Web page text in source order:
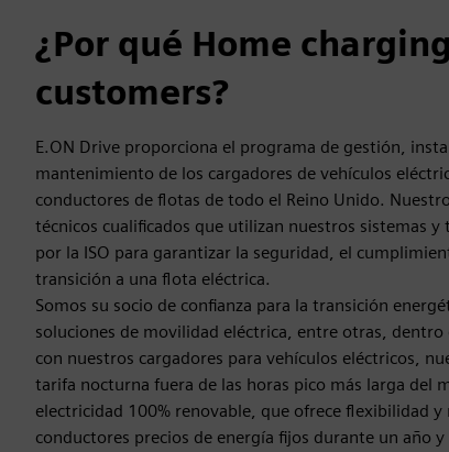
¿Por qué Home
customers?
E.ON Drive proporciona el programa de gestión,
mantenimiento de los cargadores de vehículos
conductores de flotas de todo el Reino Unido.
técnicos cualificados que utilizan nuestros sistemas y
por la ISO para garantizar la seguridad, el
transición a una flota eléctrica.
Somos su socio de confianza para la transición
soluciones de movilidad eléctrica, entre otras,
con nuestros cargadores para vehículos eléctricos,
tarifa nocturna fuera de las horas pico más larga del
electricidad 100% renovable, que ofrece flexibilidad
conductores precios de energía fijos durante un año y